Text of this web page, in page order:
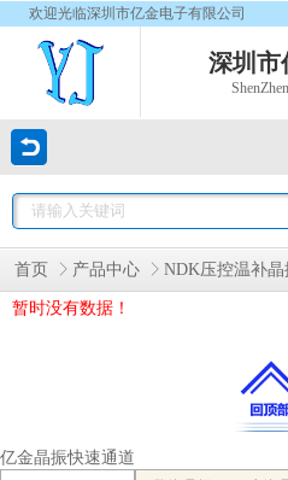
欢迎光临深圳市亿金电子有限公司
深圳市
首页 产品中心 NDK压控温补晶
暂时没有数据！
亿金晶振快速通道